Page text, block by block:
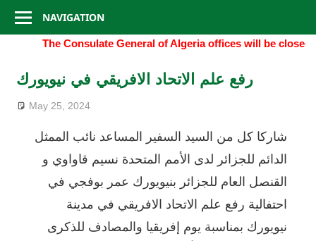
General
of
NAVIGATION
The Consulate General of Algeria offices will be closed on
رفع علم الاتحاد الافريقي في نيويورك
May 25, 2024
شاركا كل من السيد السفير المساعد نائب الممثل
الدائم للجزائر لدى الأمم المتحدة نسيم قاواوي و
القنصل العام للجزائر بنيويورك عمر بوفجي في
احتفالية رفع علم الاتحاد الافريقي في مدينة
نيويورك بمناسبة يوم إفريقيا والمصادف للذكرى